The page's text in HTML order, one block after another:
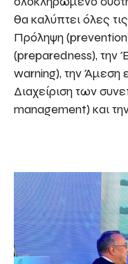
θα καλύπτει όλες
Πρόληψη
(preparedness), την
warning), την Άμεση
Διαχείριση των
management) και